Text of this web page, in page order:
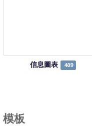
信息圖表 409
模板